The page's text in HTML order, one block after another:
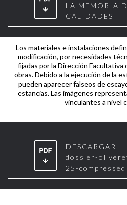
LA MEMORIA
CALIDADES
Los materiales e instalaciones
modificación, por necesidades
fijadas por la Dirección Facultativa
obras. Debido a la ejecución de la
pueden aparecer falseos de
estancias. Las imágenes
vinculantes a nivel
DESCARGAR
dossier-
25-compressed